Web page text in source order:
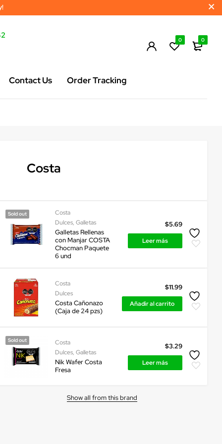
0 0
Contact Us Order Tracking
Costa
Sold out
Costa
Dulces, Galletas
Galletas Rellenas
con Manjar COSTA
Chocman Paquete
6 und
$5.69
Leer más
Costa
Dulces
Costa Cañonazo
(Caja de 24 pzs)
$11.99
Añadir al carrito
Sold out
Costa
Dulces, Galletas
Nik Wafer Costa
Fresa
$3.29
Leer más
Show all from this brand